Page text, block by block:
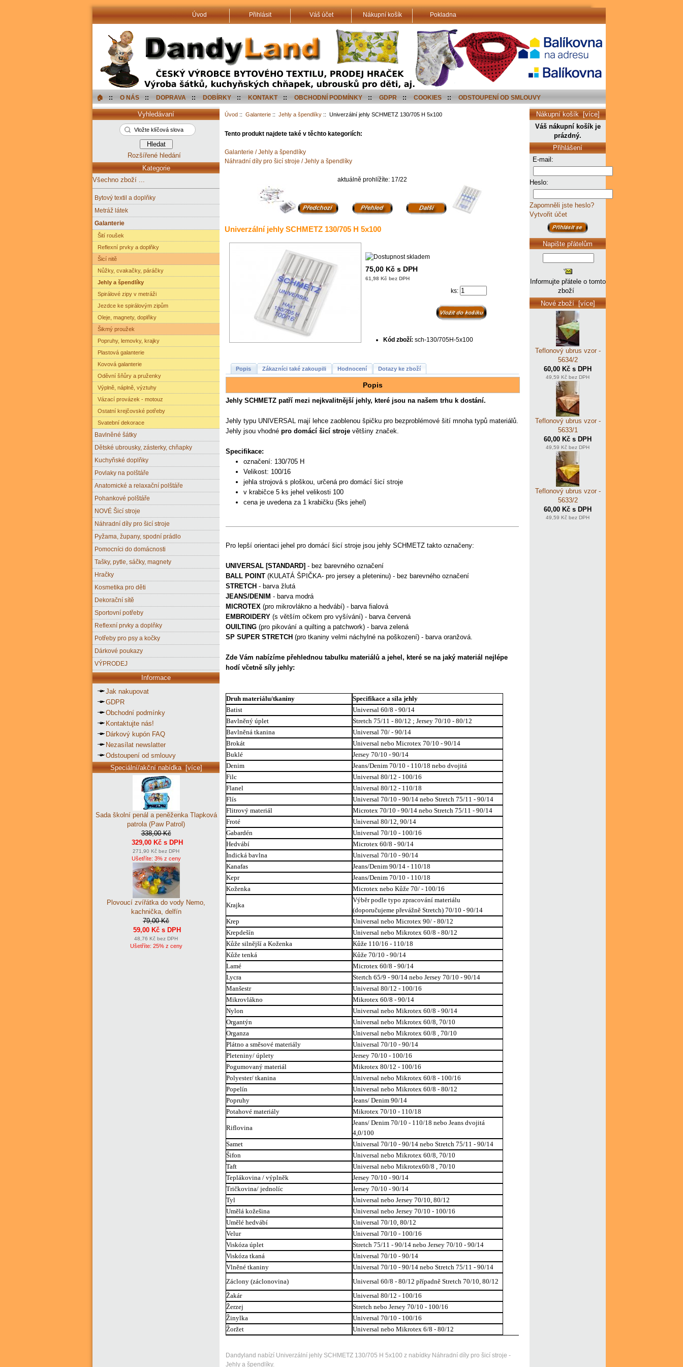
Úvod Přihlásit Váš účet Nákupní košík Pokladna
🏠︎ :: O NÁS :: DOPRAVA :: DOBÍRKY :: KONTAKT :: OBCHODNÍ PODMÍNKY :: GDPR :: COOKIES :: ODSTOUPENÍ OD SMLOUVY
Úvod :: Galanterie :: Jehly a špendlíky :: Univerzální jehly SCHMETZ 130/705 H 5x100
Tento produkt najdete také v těchto kategoriích:
Galanterie / Jehly a špendlíky
Náhradní díly pro šicí stroje / Jehly a špendlíky
aktuálně prohlížíte: 17/22
Univerzální jehly SCHMETZ 130/705 H 5x100
75,00 Kč s DPH
61,98 Kč bez DPH
ks:
Kód zboží: sch-130/705H-5x100
Popis Zákazníci také zakoupili Hodnocení Dotazy ke zboží
Popis
Jehly SCHMETZ patří mezi nejkvalitnější jehly, které jsou na našem trhu k dostání.
Jehly typu UNIVERSAL mají lehce zaoblenou špičku pro bezproblémové šití mnoha typů materiálů.
Jehly jsou vhodné pro domácí šicí stroje většiny značek.
Specifikace:
označení: 130/705 H
Velikost: 100/16
jehla strojová s ploškou, určená pro domácí šicí stroje
v krabičce 5 ks jehel velikosti 100
cena je uvedena za 1 krabičku (5ks jehel)
Pro lepší orientaci jehel pro domácí šicí stroje jsou jehly SCHMETZ takto označeny:
UNIVERSAL [STANDARD] - bez barevného označení
BALL POINT (KULATÁ ŠPIČKA- pro jersey a pleteninu) - bez barevného označení
STRETCH - barva žlutá
JEANS/DENIM - barva modrá
MICROTEX (pro mikrovlákno a hedvábí) - barva fialová
EMBROIDERY (s větším očkem pro vyšívání) - barva červená
OUILTING (pro pikování a quilting a patchwork) - barva zelená
SP SUPER STRETCH (pro tkaniny velmi náchylné na poškození) - barva oranžová.
Zde Vám nabízíme přehlednou tabulku materiálů a jehel, které se na jaký materiál nejlépe
hodí včetně síly jehly:
Druh materiálu/tkaniny
Specifikace a síla jehly
Batist
Universal 60/8 - 90/14
Bavlněný úplet
Stretch 75/11 - 80/12 ; Jersey 70/10 - 80/12
Bavlněná tkanina
Universal 70/ - 90/14
Brokát
Universal nebo Microtex 70/10 - 90/14
Buklé
Jersey 70/10 - 90/14
Denim
Jeans/Denim 70/10 - 110/18 nebo dvojitá
Filc
Universal 80/12 - 100/16
Flanel
Universal 80/12 - 110/18
Flís
Universal 70/10 - 90/14 nebo Stretch 75/11 - 90/14
Flitrový materiál
Microtex 70/10 - 90/14 nebo Stretch 75/11 - 90/14
Froté
Universal 80/12, 90/14
Gabardén
Universal 70/10 - 100/16
Hedvábí
Microtex 60/8 - 90/14
Indická bavlna
Universal 70/10 - 90/14
Kanafas
Jeans/Denim 90/14 - 110/18
Kepr
Jeans/Denim 70/10 - 110/18
Koženka
Microtex nebo Kůže 70/ - 100/16
Krajka
Výběr podle typo zpracování materiálu
(doporučujeme převážně Stretch) 70/10 - 90/14
Krep
Universal nebo Microtex 90/ - 80/12
Krepdešín
Universal nebo Mikrotex 60/8 - 80/12
Kůže silnější a Koženka
Kůže 110/16 - 110/18
Kůže tenká
Kůže 70/10 - 90/14
Lamé
Microtex 60/8 - 90/14
Lycra
Stertch 65/9 - 90/14 nebo Jersey 70/10 - 90/14
Manšestr
Universal 80/12 - 100/16
Mikrovlákno
Mikrotex 60/8 - 90/14
Nylon
Universal nebo Mikrotex 60/8 - 90/14
Organtýn
Universal nebo Mikrotex 60/8, 70/10
Organza
Universal nebo Mikrotex 60/8 , 70/10
Plátno a směsové materiály
Universal 70/10 - 90/14
Pleteniny/ úplety
Jersey 70/10 - 100/16
Pogumovaný materiál
Mikrotex 80/12 - 100/16
Polyester/ tkanina
Universal nebo Mikrotex 60/8 - 100/16
Popelín
Universal nebo Mikrotex 60/8 - 80/12
Popruhy
Jeans/ Denim 90/14
Potahové materiály
Mikrotex 70/10 - 110/18
Riflovina
Jeans/ Denim 70/10 - 110/18 nebo Jeans dvojitá
4,0/100
Samet
Universal 70/10 - 90/14 nebo Stretch 75/11 - 90/14
Šifon
Universal nebo Mikrotex 60/8, 70/10
Taft
Universal nebo Mikrotex60/8 , 70/10
Teplákovina / výplněk
Jersey 70/10 - 90/14
Tričkovina/ jednolíc
Jersey 70/10 - 90/14
Tyl
Universal nebo Jersey 70/10, 80/12
Umělá kožešina
Universal nebo Jersey 70/10 - 100/16
Umělé hedvábí
Universal 70/10, 80/12
Velur
Universal 70/10 - 100/16
Viskóza úplet
Stretch 75/11 - 90/14 nebo Jersey 70/10 - 90/14
Viskóza tkaná
Universal 70/10 - 90/14
Vlněné tkaniny
Universal 70/10 - 90/14 nebo Stretch 75/11 - 90/14
Záclony (záclonovina)
Universal 60/8 - 80/12 případně Stretch 70/10, 80/12
Žakár
Universal 80/12 - 100/16
Žerzej
Stretch nebo Jersey 70/10 - 100/16
Žinylka
Universal 70/10 - 100/16
Žoržet
Universal nebo Mikrotex 6/8 - 80/12
Dandyland nabízí Univerzální jehly SCHMETZ 130/705 H 5x100 z nabídky Náhradní díly pro šicí stroje -
Jehly a špendlíky.
Vyhledávaní
Rozšířené hledání
Kategorie
Všechno zboží ...
Bytový textil a doplňky
Metráž látek
Galanterie
Šití roušek
Reflexní prvky a doplňky
Šicí nitě
Nůžky, cvakačky, páráčky
Jehly a špendlíky
Spirálové zipy v metráži
Jezdce ke spirálovým zipům
Oleje, magnety, doplňky
Šikmý proužek
Popruhy, lemovky, krajky
Plastová galanterie
Kovová galanterie
Oděvní šňůry a pruženky
Výplně, náplně, výztuhy
Vázací provázek - motouz
Ostatní krejčovské potřeby
Svatební dekorace
Bavlněné šátky
Dětské ubrousky, zásterky, chňapky
Kuchyňské doplňky
Povlaky na polštáře
Anatomické a relaxační polštáře
Pohankové polštáře
NOVÉ Šicí stroje
Náhradní díly pro šicí stroje
Pyžama, župany, spodní prádlo
Pomocníci do domácnosti
Tašky, pytle, sáčky, magnety
Hračky
Kosmetika pro děti
Dekorační sítě
Sportovní potřeby
Reflexní prvky a doplňky
Potřeby pro psy a kočky
Dárkové poukazy
VÝPRODEJ
Informace
Jak nakupovat
GDPR
Obchodní podmínky
Kontaktujte nás!
Dárkový kupón FAQ
Nezasílat newslatter
Odstoupení od smlouvy
Speciální/akční nabídka [více]
Sada školní penál a peněženka Tlapková
patrola (Paw Patrol)
338,00 Kč
329,00 Kč s DPH
271,90 Kč bez DPH
Ušetříte: 3% z ceny
Plovoucí zvířátka do vody Nemo,
kachnička, delfín
79,00 Kč
59,00 Kč s DPH
48,76 Kč bez DPH
Ušetříte: 25% z ceny
Nákupní košík [více]
Váš nákupní košík je
prázdný.
Přihlášení
E-mail:
Heslo:
Zapomněli jste heslo?
Vytvořit účet
Napište přátelům
Informujte přátele o tomto
zboží
Nové zboží [více]
Teflonový ubrus vzor -
5634/2
60,00 Kč s DPH
49,59 Kč bez DPH
Teflonový ubrus vzor -
5633/1
60,00 Kč s DPH
49,59 Kč bez DPH
Teflonový ubrus vzor -
5633/2
60,00 Kč s DPH
49,59 Kč bez DPH